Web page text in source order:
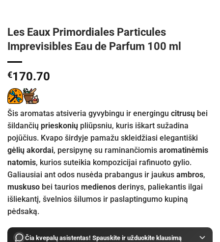
Les Eaux Primordiales Particules
Imprevisibles Eau de Parfum 100 ml
€170.70
Šis aromatas atsiveria gyvybingu ir energingu citrusų bei
šildančių prieskonių pliūpsniu, kuris iškart sužadina
pojūčius. Kvapo širdyje pamažu skleidžiasi elegantiški
gėlių akordai, persipynę su raminančiomis aromatinėmis
natomis, kurios suteikia kompozicijai rafinuoto gylio.
Galiausiai ant odos nusėda prabangus ir jaukus ambros,
muskuso bei taurios medienos derinys, paliekantis ilgai
išliekantį, švelnios šilumos ir paslaptingumo kupiną
pėdsaką.
Čia kvepalų asistentas! Spauskite ir užduokite klausimą